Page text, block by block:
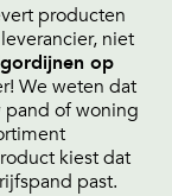
producten
niet
op
We weten dat
pand of woning
kiest dat
past.